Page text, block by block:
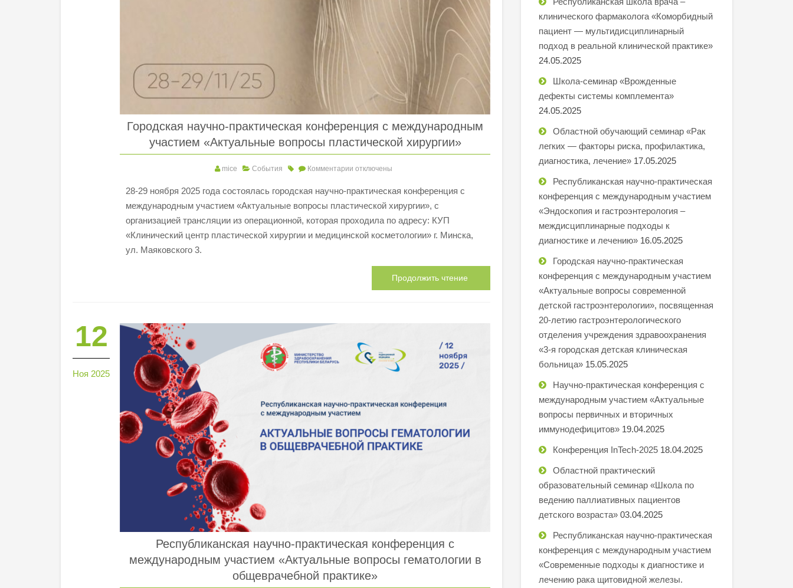
Городская научно-практическая конференция с международным
участием «Актуальные вопросы пластической хирургии»
mice События Комментарии отключены
28-29 ноября 2025 года состоялась городская научно-практическая конференция с
международным участием «Актуальные вопросы пластической хирургии», с
организацией трансляции из операционной, которая проходила по адресу: КУП
«Клинический центр пластической хирургии и медицинской косметологии» г. Минска,
ул. Маяковского 3.
Продолжить чтение
12
Ноя 2025
Республиканская научно-практическая конференция с
международным участием «Актуальные вопросы гематологии в
общеврачебной практике»
клинического фармаколога «Коморбидный
пациент — мультидисциплинарный
подход в реальной клинической практике»
24.05.2025
Школа-семинар «Врожденные
дефекты системы комплемента»
24.05.2025
Областной обучающий семинар «Рак
легких — факторы риска, профилактика,
диагностика, лечение» 17.05.2025
Республиканская научно-практическая
конференция с международным участием
«Эндоскопия и гастроэнтерология –
междисциплинарные подходы к
диагностике и лечению» 16.05.2025
Городская научно-практическая
конференция с международным участием
«Актуальные вопросы современной
детской гастроэнтерологии», посвященная
20-летию гастроэнтерологического
отделения учреждения здравоохранения
«3-я городская детская клиническая
больница» 15.05.2025
Научно-практическая конференция с
международным участием «Актуальные
вопросы первичных и вторичных
иммунодефицитов» 19.04.2025
Конференция InTech-2025 18.04.2025
Областной практический
образовательный семинар «Школа по
ведению паллиативных пациентов
детского возраста» 03.04.2025
Республиканская научно-практическая
конференция с международным участием
«Современные подходы к диагностике и
лечению рака щитовидной железы.